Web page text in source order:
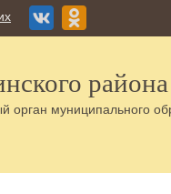
района
орган муниципального